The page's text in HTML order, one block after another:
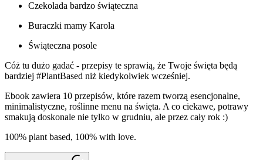
Czekolada bardzo świąteczna
Buraczki mamy Karola
Świąteczna posole
Cóż tu dużo gadać - przepisy te sprawią, że Twoje święta będą
bardziej #PlantBased niż kiedykolwiek wcześniej.
Ebook zawiera 10 przepisów, które razem tworzą esencjonalne,
minimalistyczne, roślinne menu na święta. A co ciekawe, potrawy
smakują doskonale nie tylko w grudniu, ale przez cały rok :)
100% plant based, 100% with love.